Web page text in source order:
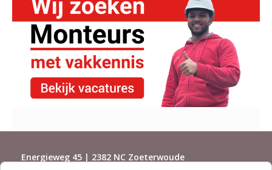
Energieweg 45 | 2382 NC Zoeterwoude